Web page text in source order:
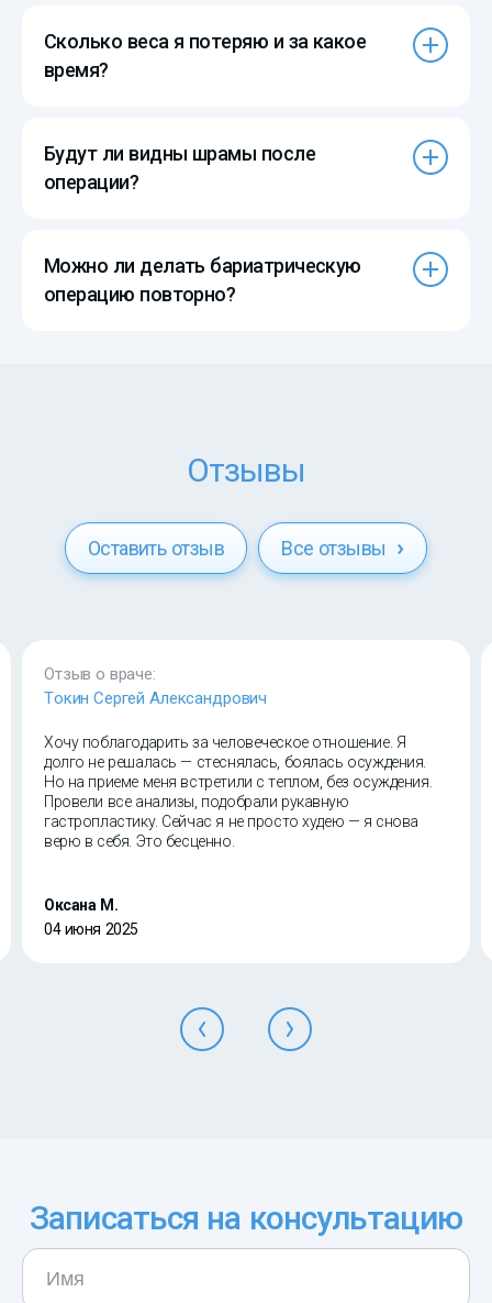
Сколько веса я потеряю и за какое
время?
Будут ли видны шрамы после
операции?
Можно ли делать бариатрическую
операцию повторно?
Отзывы
Оставить отзыв Все отзывы
Отзыв о враче:
Токин Сергей Александрович
Хочу поблагодарить за человеческое отношение. Я
долго не решалась — стеснялась, боялась осуждения.
Но на приеме меня встретили с теплом, без осуждения.
Провели все анализы, подобрали рукавную
гастропластику. Сейчас я не просто худею — я снова
верю в себя. Это бесценно.
Оксана М.
04 июня 2025
Записаться на консультацию